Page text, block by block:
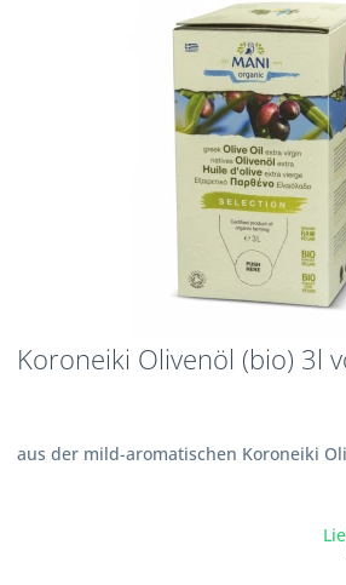
Koroneiki Olivenöl (bio) 3l
aus der mild-aromatischen Koroneiki